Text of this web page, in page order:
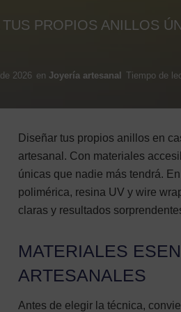
TUS PROPIOS ANILLOS
2026 en Joyería artesanal Tiempo de
Diseñar tus propios anillos en
artesanal. Con materiales
únicas que nadie más tendrá.
polimérica, resina UV y wire
claras y resultados
MATERIALES
ARTESANALES
Antes de elegir la técnica,